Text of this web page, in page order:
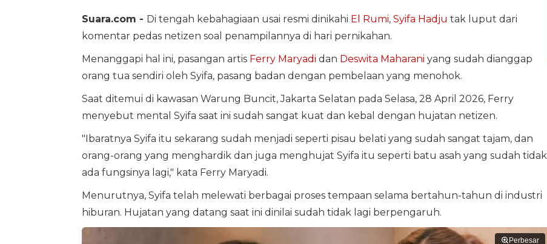
Suara.com - Di tengah kebahagiaan usai resmi dinikahi El Rumi, Syifa Hadju tak luput dari
komentar pedas netizen soal penampilannya di hari pernikahan.
Menanggapi hal ini, pasangan artis Ferry Maryadi dan Deswita Maharani yang sudah dianggap
orang tua sendiri oleh Syifa, pasang badan dengan pembelaan yang menohok.
Saat ditemui di kawasan Warung Buncit, Jakarta Selatan pada Selasa, 28 April 2026, Ferry
menyebut mental Syifa saat ini sudah sangat kuat dan kebal dengan hujatan netizen.
"Ibaratnya Syifa itu sekarang sudah menjadi seperti pisau belati yang sudah sangat tajam, dan
orang-orang yang menghardik dan juga menghujat Syifa itu seperti batu asah yang sudah tidak
ada fungsinya lagi," kata Ferry Maryadi.
Menurutnya, Syifa telah melewati berbagai proses tempaan selama bertahun-tahun di industri
hiburan. Hujatan yang datang saat ini dinilai sudah tidak lagi berpengaruh.
Perbesar